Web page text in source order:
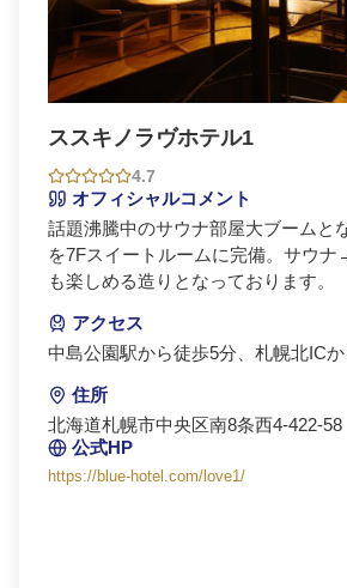
ススキノラヴホテル1
4.7
オフィシャルコメント
話題沸騰中のサウナ部屋大ブームと
を7Fスイートルームに完備。サウ
も楽しめる造りとなっております。
アクセス
中島公園駅から徒歩5分、札幌北IC
住所
北海道札幌市中央区南8条西4-422-58
公式HP
https://blue-hotel.com/love1/